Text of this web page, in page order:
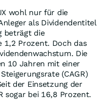
wohl nur für die
als Dividendentitel
beträgt die
1,2 Prozent. Doch das
Die
10 Jahren mit einer
(CAGR)
der Einsetzung der
sogar bei 16,8 Prozent.